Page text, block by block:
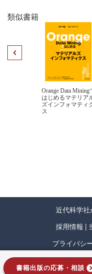
第III部 機械学習で
―データに潜
測・発見につなげ
第5章 データに潜む類似
ーの視点から―
5.1 事前学習
6.4 正則化を利用した回
習の視点から―
金谷 重彦（かなや しげひこ
東京理科大学応用生物科
ム工学博士号取得
現在，奈良先端科学技術
テムズ生物学研究室・教授
東京農業大学総合研究所
専門分野：ケモインフォ
期修了（化学専攻）
現在，日本ゼオン株式会
専門分野：計算化学，ケモ
福井 祥文（ふくい よしふ
大阪大学工学部応用精密
攻博士課程前期修了，同
類似書籍
Orange Data Mining
はじめるマテリア
ズインフォマティ
ス
近代科学社
採用情報
プライバシ
イ
書籍出版の応募・相談